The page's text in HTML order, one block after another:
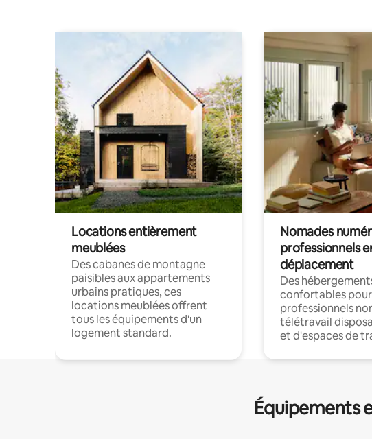
Locations entièrement
meublées
Des cabanes de montagne
paisibles aux appartements
urbains pratiques, ces
locations meublées offrent
tous les équipements d'un
logement standard.
Nomades
professionnels
déplacement
Des
confortables
professionnels
télétravail
et d'espaces de
Équipements